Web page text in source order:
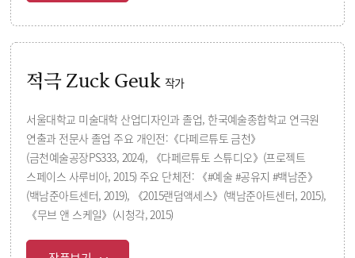
적극 Zuck Geuk 작가
서울대학교 미술대학 산업디자인과 졸업, 한국예술종합학교 연극원
연출과 전문사 졸업 주요 개인전:《다페르튜토 금천》
(금천예술공장PS333, 2024), 《다페르튜토 스튜디오》(프로젝트
스페이스 사루비아, 2015) 주요 단체전: 《#예술 #공유지 #백남준》
(백남준아트센터, 2019), 《2015랜덤액세스》(백남준아트센터, 2015),
《무브 앤 스케일》(시청각, 2015)